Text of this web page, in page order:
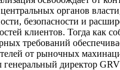
органов
безопасности и
клиентов. Тогда как
требований
от рыночных
генеральный директор